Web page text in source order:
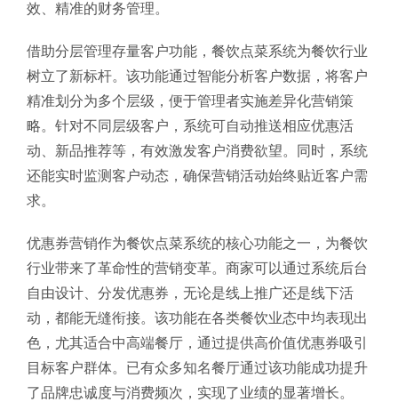
效、精准的财务管理。
借助分层管理存量客户功能，餐饮点菜系统为餐饮行业
树立了新标杆。该功能通过智能分析客户数据，将客户
精准划分为多个层级，便于管理者实施差异化营销策
略。针对不同层级客户，系统可自动推送相应优惠活
动、新品推荐等，有效激发客户消费欲望。同时，系统
还能实时监测客户动态，确保营销活动始终贴近客户需
求。
优惠券营销作为餐饮点菜系统的核心功能之一，为餐饮
行业带来了革命性的营销变革。商家可以通过系统后台
自由设计、分发优惠券，无论是线上推广还是线下活
动，都能无缝衔接。该功能在各类餐饮业态中均表现出
色，尤其适合中高端餐厅，通过提供高价值优惠券吸引
目标客户群体。已有众多知名餐厅通过该功能成功提升
了品牌忠诚度与消费频次，实现了业绩的显著增长。